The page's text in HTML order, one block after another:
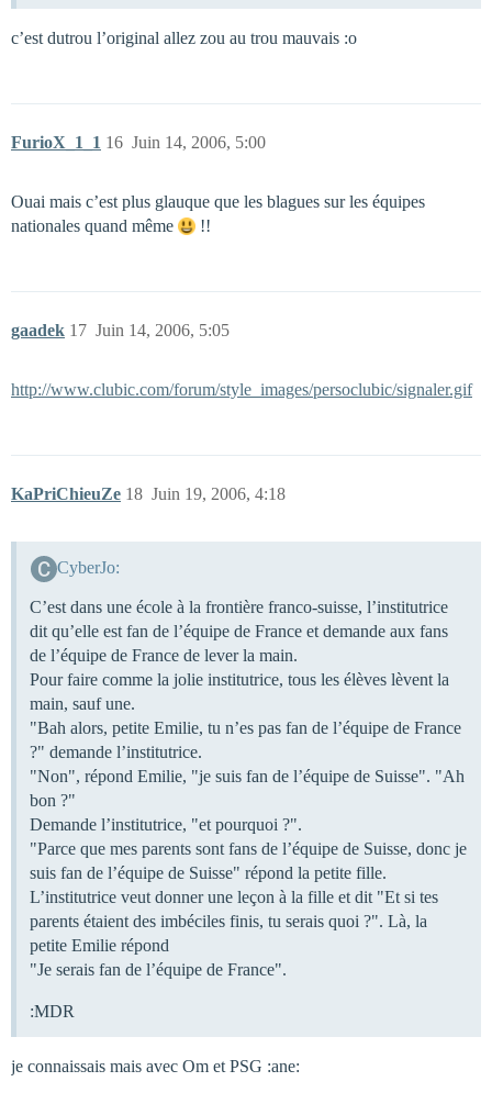
c’est dutrou l’original allez zou au trou mauvais :o
FurioX_1_1 Juin 14, 2006, 5:00
16
Ouai mais c’est plus glauque que les blagues sur les équipes
nationales quand même
!!
gaadek Juin 14, 2006, 5:05
17
http://www.clubic.com/forum/style_images/persoclubic/signaler.gif
KaPriChieuZe Juin 19, 2006, 4:18
18
CyberJo:
C’est dans une école à la frontière franco-suisse, l’institutrice
dit qu’elle est fan de l’équipe de France et demande aux fans
de l’équipe de France de lever la main.
Pour faire comme la jolie institutrice, tous les élèves lèvent la
main, sauf une.
"Bah alors, petite Emilie, tu n’es pas fan de l’équipe de France
?" demande l’institutrice.
"Non", répond Emilie, "je suis fan de l’équipe de Suisse". "Ah
bon ?"
Demande l’institutrice, "et pourquoi ?".
"Parce que mes parents sont fans de l’équipe de Suisse, donc je
suis fan de l’équipe de Suisse" répond la petite fille.
L’institutrice veut donner une leçon à la fille et dit "Et si tes
parents étaient des imbéciles finis, tu serais quoi ?". Là, la
petite Emilie répond
"Je serais fan de l’équipe de France".
:MDR
je connaissais mais avec Om et PSG :ane: